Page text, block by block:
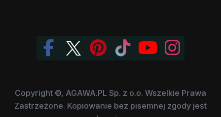
Copyright ©, AGAWA.PL Sp. z o.o. Wszelkie Prawa
Zastrzeżone. Kopiowanie bez pisemnej zgody jest